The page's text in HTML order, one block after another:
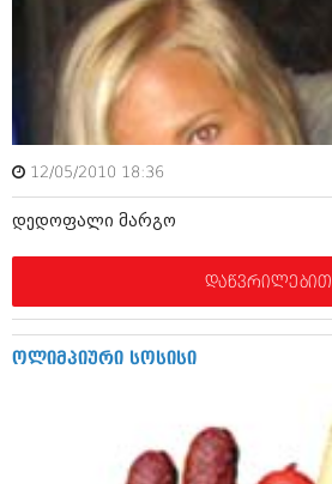
ნოემბერი 2017 (212)
ოქტომბერი 2017 (231)
სექტემბერი 2017 (261)
აგვისტო 2017 (212)
ივლისი 2017 (233)
ივნისი 2017 (265)
მაისი 2017 (216)
მარტი 2017 (212)
დეკემბერი 2016 (207)
ნოემბერი 2016 (207)
ოქტომბერი 2016 (257)
სექტემბერი 2016 (224)
ივნისი 2016 (221)
მაისი 2016 (261)
აპრილი 2016 (215)
12/05/2010 18:36
დედოფალი მარგო
დაწვრილებით
ოლიმპიური სოსისი